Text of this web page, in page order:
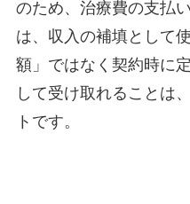
のため、治療費の支払
は、収入の補填として
額」ではなく契約時に
して受け取れることは
トです。